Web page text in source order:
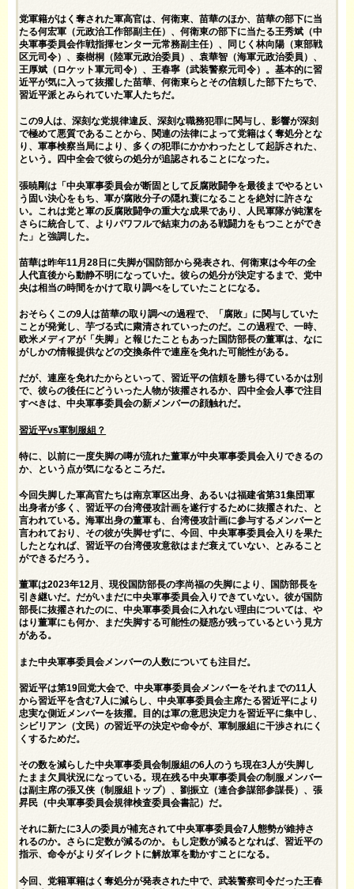
党軍籍がはく奪された軍高官は、何衛東、苗華のほか、苗華の部下に当
たる何宏軍（元政治工作部副主任）、何衛東の部下に当たる王秀斌（中
央軍事委員会作戦指揮センター元常務副主任）、同じく林向陽（東部戦
区元司令）、秦樹桐（陸軍元政治委員）、袁華智（海軍元政治委員）、
王厚斌（ロケット軍元司令）、王春寧（武装警察元司令）。基本的に習
近平が気に入って抜擢した苗華、何衛東らとその信頼した部下たちで、
習近平派とみられていた軍人たちだ。
この9人は、深刻な党規律違反、深刻な職務犯罪に関与し、影響が深刻
で極めて悪質であることから、関連の法律によって党籍はく奪処分とな
り、軍事検察当局により、多くの犯罪にかかわったとして起訴された、
という。四中全会で彼らの処分が追認されることになった。
張暁剛は「中央軍事委員会が断固として反腐敗闘争を最後までやるとい
う固い決心をもち、軍が腐敗分子の隠れ蓑になることを絶対に許さな
い。これは党と軍の反腐敗闘争の重大な成果であり、人民軍隊が純潔を
さらに統合して、よりパワフルで結束力のある戦闘力をもつことができ
た」と強調した。
苗華は昨年11月28日に失脚が国防部から発表され、何衛東は今年の全
人代直後から動静不明になっていた。彼らの処分が決定するまで、党中
央は相当の時間をかけて取り調べをしていたことになる。
おそらくこの9人は苗華の取り調べの過程で、「腐敗」に関与していた
ことが発覚し、芋づる式に粛清されていったのだ。この過程で、一時、
欧米メディアが「失脚」と報じたこともあった国防部長の董軍は、なに
がしかの情報提供などの交換条件で連座を免れた可能性がある。
だが、連座を免れたからといって、習近平の信頼を勝ち得ているかは別
で、彼らの後任にどういった人物が抜擢されるか、四中全会人事で注目
すべきは、中央軍事委員会の新メンバーの顔触れだ。
習近平vs軍制服組？
特に、以前に一度失脚の噂が流れた董軍が中央軍事委員会入りできるの
か、という点が気になるところだ。
今回失脚した軍高官たちは南京軍区出身、あるいは福建省第31集団軍
出身者が多く、習近平の台湾侵攻計画を遂行するために抜擢された、と
言われている。海軍出身の董軍も、台湾侵攻計画に参与するメンバーと
言われており、その彼が失脚せずに、今回、中央軍事委員会入りを果た
したとなれば、習近平の台湾侵攻意欲はまだ衰えていない、とみること
ができるだろう。
董軍は2023年12月、現役国防部長の李尚福の失脚により、国防部長を
引き継いだ。だがいまだに中央軍事委員会入りできていない。彼が国防
部長に抜擢されたのに、中央軍事委員会に入れない理由については、や
はり董軍にも何か、まだ失脚する可能性の疑惑が残っているという見方
がある。
また中央軍事委員会メンバーの人数についても注目だ。
習近平は第19回党大会で、中央軍事委員会メンバーをそれまでの11人
から習近平を含む7人に減らし、中央軍事委員会主席たる習近平により
忠実な側近メンバーを抜擢。目的は軍の意思決定力を習近平に集中し、
シビリアン（文民）の習近平の決定や命令が、軍制服組に干渉されにく
くするためだ。
その数を減らした中央軍事委員会制服組の6人のうち現在3人が失脚し
たまま欠員状況になっている。現在残る中央軍事委員会の制服メンバー
は副主席の張又侠（制服組トップ）、劉振立（連合参謀部参謀長）、張
昇民（中央軍事委員会規律検査委員会書記）だ。
それに新たに3人の委員が補充されて中央軍事委員会7人態勢が維持さ
れるのか。さらに定数が減るのか。もし定数が減るとなれば、習近平の
指示、命令がよりダイレクトに解放軍を動かすことになる。
今回、党籍軍籍はく奪処分が発表された中で、武装警察司令だった王春